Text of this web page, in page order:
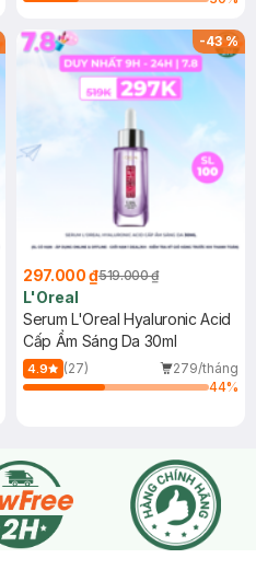
-43%
297.000 ₫519.000 ₫
L'Oreal
Serum L'Oreal Hyaluronic Acid
Cấp Ẩm Sáng Da 30ml
4.9 (27)
279/tháng
44%